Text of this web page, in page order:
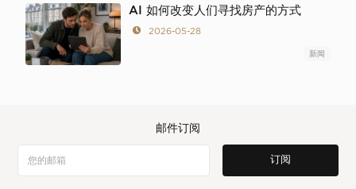
AI 如何改变人们寻找房产的方式
2026-05-28
新闻
邮件订阅